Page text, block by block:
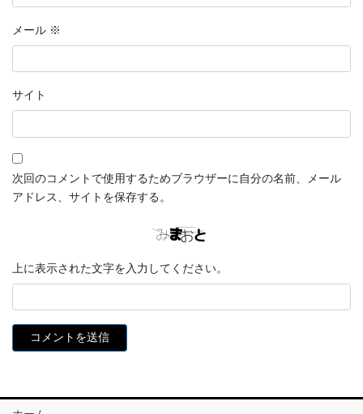
メール ※
サイト
次回のコメントで使用するためブラウザーに自分の名前、メール
アドレス、サイトを保存する。
上に表示された文字を入力してください。